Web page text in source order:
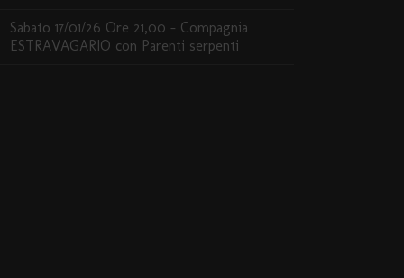
Sabato 17/01/26 Ore 21,00 – Compagnia
ESTRAVAGARIO con Parenti serpenti